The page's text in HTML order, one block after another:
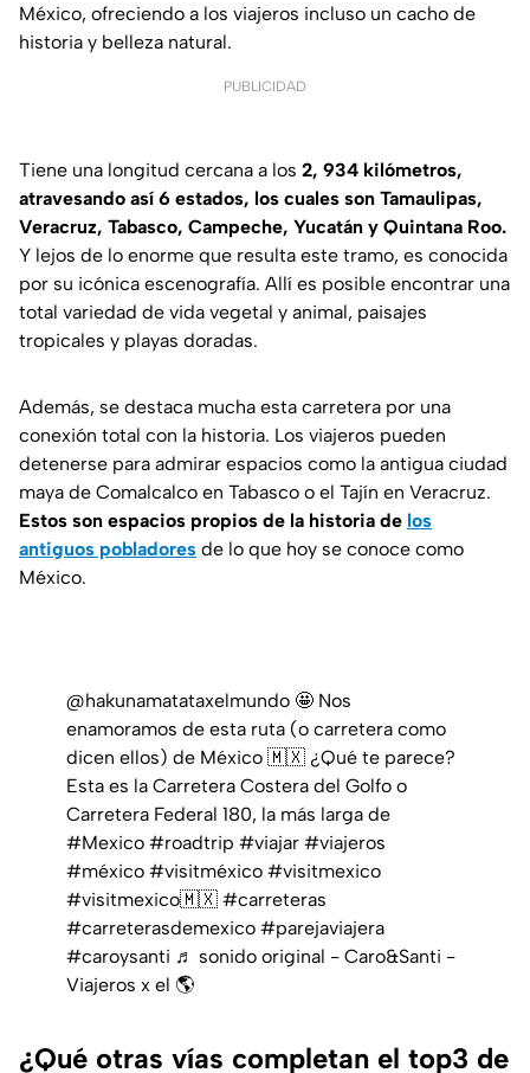
México, ofreciendo a los viajeros incluso un cacho de
historia y belleza natural.
PUBLICIDAD
Tiene una longitud cercana a los 2, 934 kilómetros,
atravesando así 6 estados, los cuales son Tamaulipas,
Veracruz, Tabasco, Campeche, Yucatán y Quintana Roo.
Y lejos de lo enorme que resulta este tramo, es conocida
por su icónica escenografía. Allí es posible encontrar una
total variedad de vida vegetal y animal, paisajes
tropicales y playas doradas.
Además, se destaca mucha esta carretera por una
conexión total con la historia. Los viajeros pueden
detenerse para admirar espacios como la antigua ciudad
maya de Comalcalco en Tabasco o el Tajín en Veracruz.
Estos son espacios propios de la historia de los
antiguos pobladores de lo que hoy se conoce como
México.
@hakunamatataxelmundo 🤩 Nos
enamoramos de esta ruta (o carretera como
dicen ellos) de México 🇲🇽 ¿Qué te parece?
Esta es la Carretera Costera del Golfo o
Carretera Federal 180, la más larga de
#Mexico #roadtrip #viajar #viajeros
#méxico #visitméxico #visitmexico
#visitmexico🇲🇽 #carreteras
#carreterasdemexico #parejaviajera
#caroysanti ♬ sonido original - Caro&Santi -
Viajeros x el 🌎
¿Qué otras vías completan el top3 de